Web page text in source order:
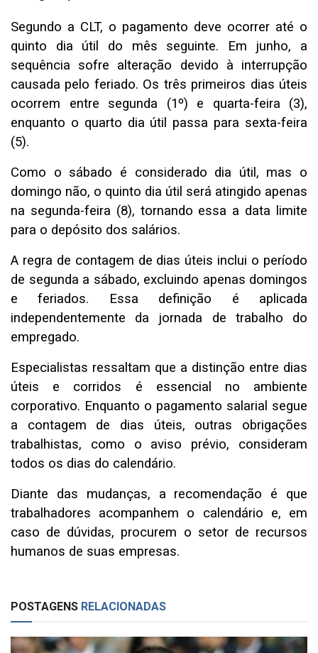
Segundo a CLT, o pagamento deve ocorrer até o
quinto dia útil do mês seguinte. Em junho, a
sequência sofre alteração devido à interrupção
causada pelo feriado. Os três primeiros dias úteis
ocorrem entre segunda (1º) e quarta-feira (3),
enquanto o quarto dia útil passa para sexta-feira
(5).
Como o sábado é considerado dia útil, mas o
domingo não, o quinto dia útil será atingido apenas
na segunda-feira (8), tornando essa a data limite
para o depósito dos salários.
A regra de contagem de dias úteis inclui o período
de segunda a sábado, excluindo apenas domingos
e feriados. Essa definição é aplicada
independentemente da jornada de trabalho do
empregado.
Especialistas ressaltam que a distinção entre dias
úteis e corridos é essencial no ambiente
corporativo. Enquanto o pagamento salarial segue
a contagem de dias úteis, outras obrigações
trabalhistas, como o aviso prévio, consideram
todos os dias do calendário.
Diante das mudanças, a recomendação é que
trabalhadores acompanhem o calendário e, em
caso de dúvidas, procurem o setor de recursos
humanos de suas empresas.
POSTAGENS RELACIONADAS